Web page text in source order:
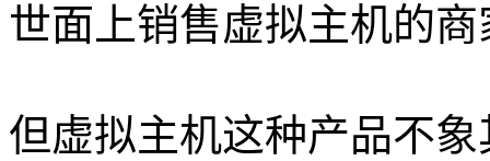
世面上销售虚拟主机的
但虚拟主机这种产品不象